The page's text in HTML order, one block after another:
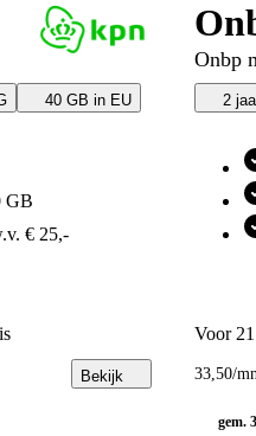
17
Max
Pro
GB
€ 25,-
40 GB in EU
Bekijk
Onbp
2
Voor
33 ,50/
gem.